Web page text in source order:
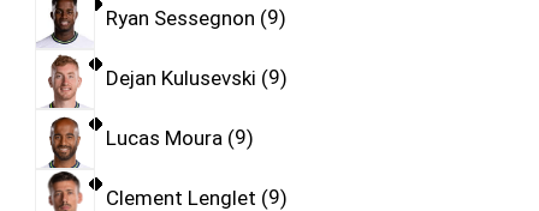
Ryan Sessegnon 9
Dejan Kulusevski 9
Lucas Moura 9
Clement Lenglet 9